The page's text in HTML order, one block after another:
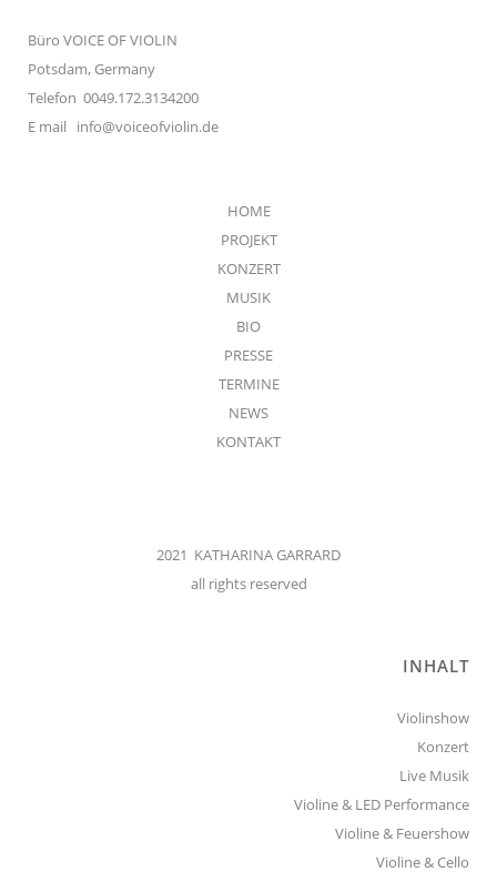
Büro VOICE OF VIOLIN
Potsdam, Germany
Telefon 0049.172.3134200
E mail info@voiceofviolin.de
HOME
PROJEKT
KONZERT
MUSIK
BIO
PRESSE
TERMINE
NEWS
KONTAKT
2021 KATHARINA GARRARD
all rights reserved
INHALT
Violinshow
Konzert
Live Musik
Violine & LED Performance
Violine & Feuershow
Violine & Cello